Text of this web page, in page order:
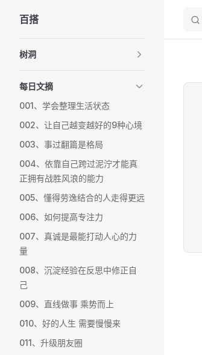
Skip to content
百搭
树洞
每日文摘
001、学会整理生活状态
002、让自己越变越好的9种心境
003、事过翻篇是格局
004、依靠自己跨过泥泞才能真
正拥有战胜风浪的能力
005、懂得劳逸结合的人走得更远
006、如何提高专注力
007、真诚是最能打动人心的力
量
008、沉淀经验在反思中修正自
己
009、直线做事 乘势而上
010、好的人生 需要慢慢来
011、升级朋友圈